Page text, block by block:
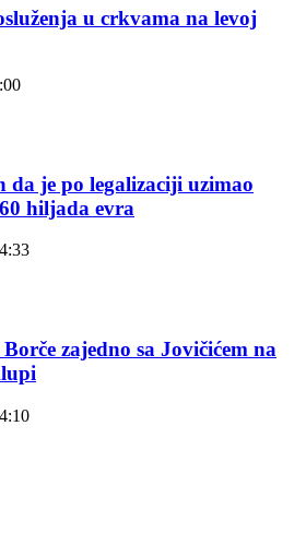
u crkvama na levoj
da je po legalizaciji uzimao
hiljada evra
zajedno sa Jovičićem na